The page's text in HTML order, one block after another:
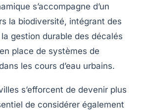
s’accompagne d’un
la biodiversité, intégrant des
gestion durable des décalés
place de systèmes de
les cours d’eau urbains.
s’efforcent de devenir plus
de considérer également